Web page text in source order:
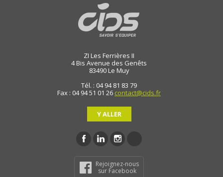
ZI Les Ferrières II
4 Bis Avenue des Genêts
83490Le Muy
Tél. : 04 94 81 83 79
Fax : 04 94 51 01 26 contact@cids.fr
Y ALLER
Rejoignez-nous
sur Facebook